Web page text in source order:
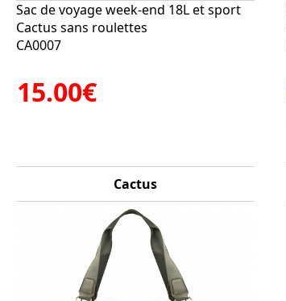
Sac de voyage week-end 18L et sport
Cactus sans roulettes
CA0007
15.00€
Cactus